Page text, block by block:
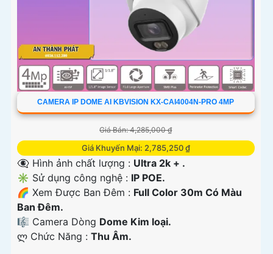
CAMERA IP DOME AI KBVISION KX-CAI4004N-PRO 4MP
Giá Bán: 4,285,000 ₫
Giá Khuyến Mại: 2,785,250 ₫
👁️‍🗨 Hình ảnh chất lượng : Ultra 2k + .
✳️ Sử dụng công nghệ : IP POE.
🌈 Xem Được Ban Đêm : Full Color 30m Có Màu
Ban Ðêm.
🎼️ Camera Dòng Dome Kim loại.
️ლ Chức Năng : Thu Âm.